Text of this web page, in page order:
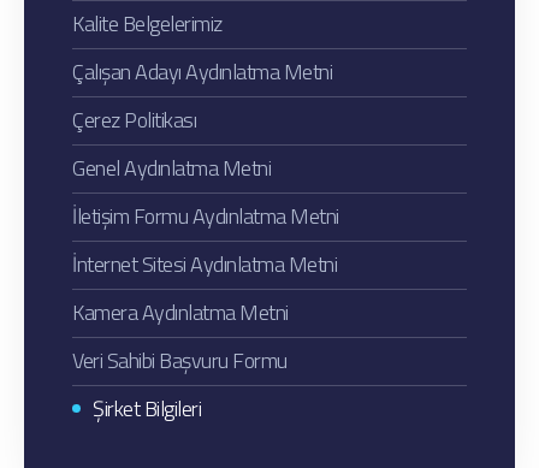
Kalite Belgelerimiz
Çalışan Adayı Aydınlatma Metni
Çerez Politikası
Genel Aydınlatma Metni
İletişim Formu Aydınlatma Metni
İnternet Sitesi Aydınlatma Metni
Kamera Aydınlatma Metni
Veri Sahibi Başvuru Formu
Şirket Bilgileri